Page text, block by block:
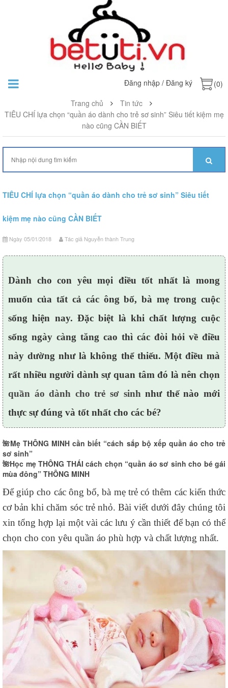
Đăng nhập / Đăng ký
(0)
Trang chủ
Tin tức
TIÊU CHÍ lựa chọn “quần áo dành cho trẻ sơ sinh” Siêu tiết kiệm mẹ
nào cũng CẦN BIẾT
TIÊU CHÍ lựa chọn “quần áo dành cho trẻ sơ sinh” Siêu tiết
kiệm mẹ nào cũng CẦN BIẾT
Ngày 05/01/2018 Tác giả Nguyễn thành Trung
Dành cho con yêu mọi điều tốt nhất là mong
muốn của tất cả các ông bố, bà mẹ trong cuộc
sống hiện nay. Đặc biệt là khi chất lượng cuộc
sống ngày càng tăng cao thì các đòi hỏi về điều
này dường như là không thể thiếu. Một điều mà
rất nhiều người dành sự quan tâm đó là nên chọn
quần áo dành cho trẻ sơ sinh như thế nào mới
thực sự đúng và tốt nhất cho các bé?
🌺Mẹ THÔNG MINH cần biết “cách sắp bộ xếp quần áo cho trẻ
sơ sinh”
🌺Học mẹ THÔNG THÁI cách chọn “quần áo sơ sinh cho bé gái
mùa đông” THÔNG MINH
Để giúp cho các ông bố, bà mẹ trẻ có thêm các kiến thức
cơ bản khi chăm sóc trẻ nhỏ. Bài viết dưới đây chúng tôi
xin tổng hợp lại một vài các lưu ý cần thiết để bạn có thể
chọn cho con yêu quần áo phù hợp và chất lượng nhất.